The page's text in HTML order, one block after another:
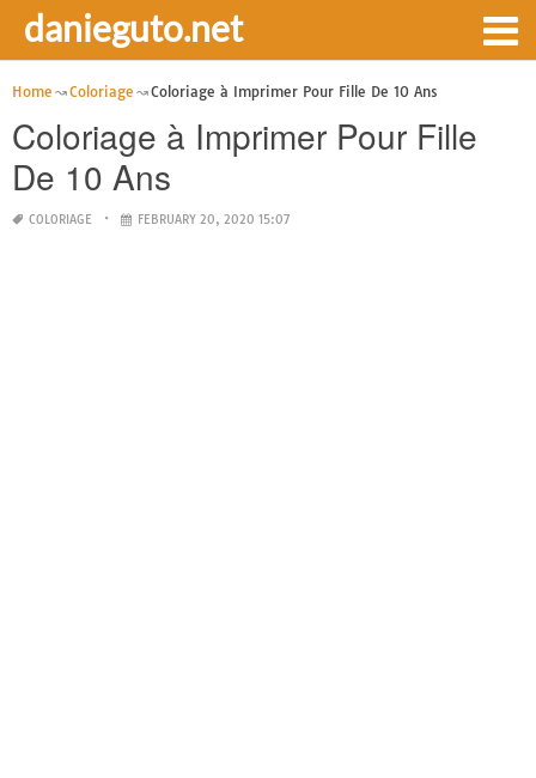
danieguto.net
Home Coloriage Coloriage à Imprimer Pour Fille De 10 Ans
Coloriage à Imprimer Pour Fille
De 10 Ans
COLORIAGE FEBRUARY 20, 2020 15:07